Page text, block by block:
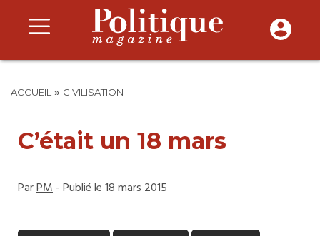
ACCUEIL » CIVILISATION
C’était un 18 mars
ParPM- Publié le 18 mars 2015